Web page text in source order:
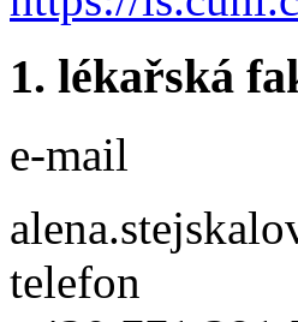
1. lékařská
e-mail
telefon